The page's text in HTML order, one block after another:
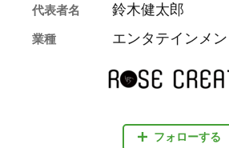
フォローする
代表者名 鈴木健太郎
業種 エンタテインメ